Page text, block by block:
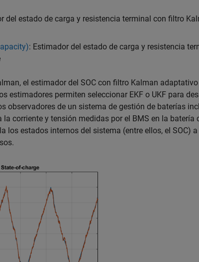
del estado de carga y resistencia terminal con filtro
: Estimador del estado de carga y resistencia
el estimador del SOC con filtro Kalman adaptativo
estimadores permiten seleccionar EKF o UKF para
observadores de un sistema de gestión de baterías
corriente y tensión medidas por el BMS en la batería
los estados internos del sistema (entre ellos, el SOC)